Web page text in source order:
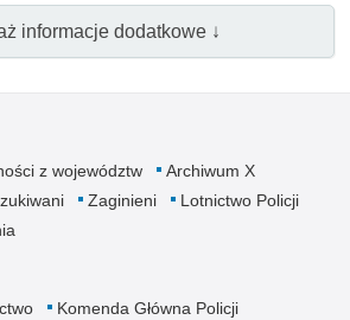
informacje dodatkowe ↓
z województw
Archiwum X
Zaginieni
Lotnictwo Policji
Komenda Główna Policji